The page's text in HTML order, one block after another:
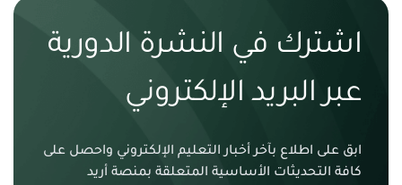
اشترك في النشرة الدورية
عبر البريد الإلكتروني
ابق على اطلاع بآخر أخبار التعليم الإلكتروني واحصل على
كافة التحديثات الأساسية المتعلقة بمنصة أريد